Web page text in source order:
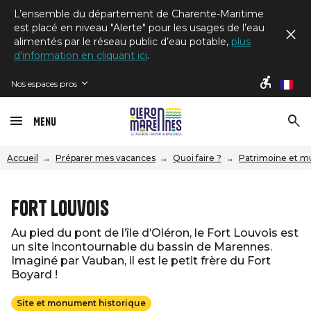
L’ensemble du département de Charente-Maritime
est placé en niveau "Alerte" pour les usages de l’eau
alimentés par le réseau public d’eau potable, plus
d'information en cliquant ici.
Nos espaces pros fr
Menu
Accueil Préparer mes vacances Quoi faire ? Patrimoine et
Fort Louvois
Au pied du pont de l’île d’Oléron, le Fort Louvois est
un site incontournable du bassin de Marennes.
Imaginé par Vauban, il est le petit frère du Fort
Boyard !
Site et monument historique